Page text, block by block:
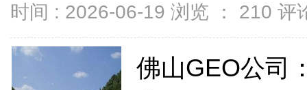
时间 : 2026-06-19 浏览 ： 210 评
佛山GEO公司